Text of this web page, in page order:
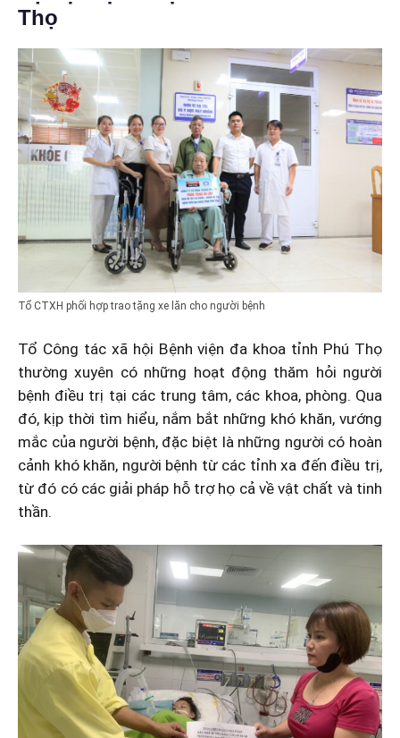
Thọ
Tổ CTXH phối hợp trao tặng xe lăn cho người bệnh
Tổ Công tác xã hội Bệnh viện đa khoa tỉnh Phú Thọ
thường xuyên có những hoạt động thăm hỏi người
bệnh điều trị tại các trung tâm, các khoa, phòng. Qua
đó, kịp thời tìm hiểu, nắm bắt những khó khăn, vướng
mắc của người bệnh, đặc biệt là những người có hoàn
cảnh khó khăn, người bệnh từ các tỉnh xa đến điều trị,
từ đó có các giải pháp hỗ trợ họ cả về vật chất và tinh
thần.